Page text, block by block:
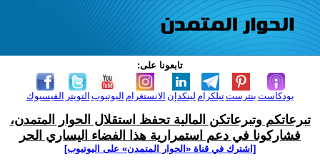
تابعونا على:
الفيسبوك التويتر اليوتيوب الانستغرام لينكدإن تيلكرامبنترست بودكاست
تبرعاتكم وتبرعاتكن المالية تحفظ استقلال الحوار المتمدن،
فشاركونا في دعم استمرارية هذا الفضاء اليساري الحر
[اشترك في قناة ‫«الحوار المتمدن» على اليوتيوب]